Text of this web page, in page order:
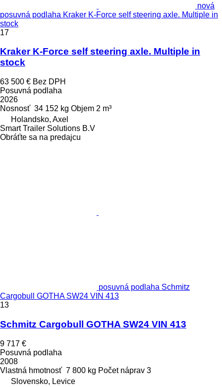
nová
posuvná podlaha Kraker K-Force self steering axle. Multiple in
stock
17
Kraker K-Force self steering axle. Multiple in
stock
63 500 € Bez DPH
Posuvná podlaha
2026
Nosnosť 34 152 kg Objem 2 m³
Holandsko, Axel
Smart Trailer Solutions B.V
Obráťte sa na predajcu
posuvná podlaha Schmitz
Cargobull GOTHA SW24 VIN 413
13
Schmitz Cargobull GOTHA SW24 VIN 413
9 717 €
Posuvná podlaha
2008
Vlastná hmotnosť 7 800 kg Počet náprav 3
Slovensko, Levice